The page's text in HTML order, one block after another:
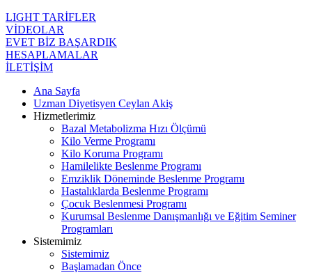
LIGHT TARİFLER
VİDEOLAR
EVET BİZ BAŞARDIK
HESAPLAMALAR
İLETİŞİM
Ana Sayfa
Uzman Diyetisyen Ceylan Akiş
Hizmetlerimiz
Bazal Metabolizma Hızı Ölçümü
Kilo Verme Programı
Kilo Koruma Programı
Hamilelikte Beslenme Programı
Emziklik Döneminde Beslenme Programı
Hastalıklarda Beslenme Programı
Çocuk Beslenmesi Programı
Kurumsal Beslenme Danışmanlığı ve Eğitim Seminer
Programları
Sistemimiz
Sistemimiz
Başlamadan Önce